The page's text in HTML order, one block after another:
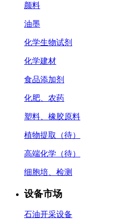
颜料
油墨
化学生物试剂
化学建材
食品添加剂
化肥、农药
塑料、橡胶原料
植物提取（待）
高端化学（待）
细胞培、检测
设备市场
石油开采设备